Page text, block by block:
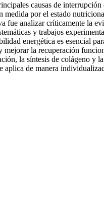
causas de
medida por el estado
fue analizar críticamente la
y trabajos
energética es esencial
mejorar la recuperación
la síntesis de colágeno
de manera